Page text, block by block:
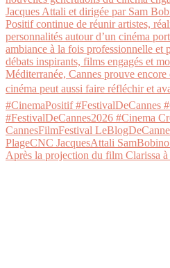
Après la projection du film Clarissa